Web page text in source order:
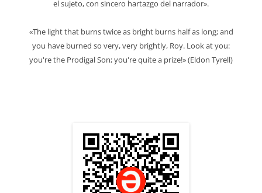
el sujeto, con sincero hartazgo del narrador».
«The light that burns twice as bright burns half as long; and
you have burned so very, very brightly, Roy. Look at you:
you're the Prodigal Son; you're quite a prize!» (Eldon Tyrell)